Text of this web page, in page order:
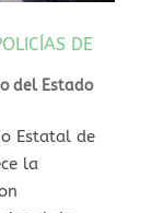
DE
del Estado
Estatal de
la